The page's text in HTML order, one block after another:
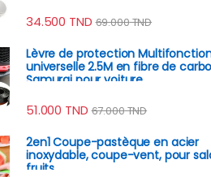
34.500 TND 69.000TND
Lèvre de protection
universelle 2.5M en fibre de
Samurai pour voiture
51.000 TND 67.000TND
2en1 Coupe-pastèque en acier
inoxydable, coupe-vent, pour
fruits